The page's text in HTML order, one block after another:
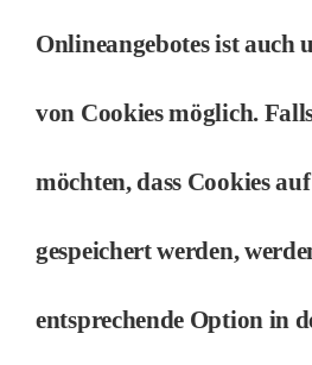
Onlineangebotes ist auch
von Cookies möglich.
möchten, dass Cookies
gespeichert werden,
entsprechende Option in